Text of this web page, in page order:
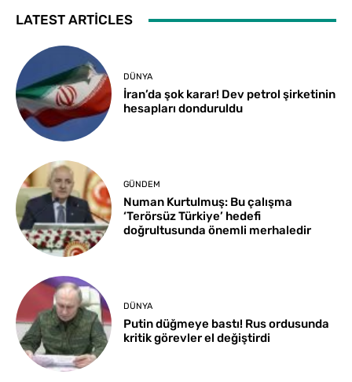
LATEST ARTICLES
DÜNYA
İran’da şok karar! Dev petrol şirketinin
hesapları donduruldu
GÜNDEM
Numan Kurtulmuş: Bu çalışma
‘Terörsüz Türkiye’ hedefi
doğrultusunda önemli merhaledir
DÜNYA
Putin düğmeye bastı! Rus ordusunda
kritik görevler el değiştirdi